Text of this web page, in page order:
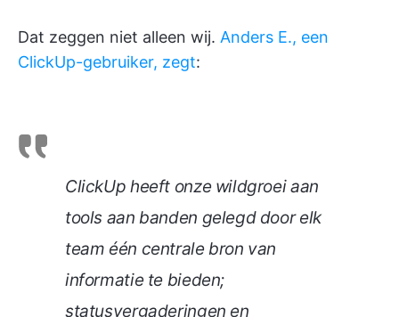
Dat zeggen niet alleen wij. Anders E., een
ClickUp-gebruiker, zegt:
ClickUp heeft onze wildgroei aan
tools aan banden gelegd door elk
team één centrale bron van
informatie te bieden;
statusvergaderingen en